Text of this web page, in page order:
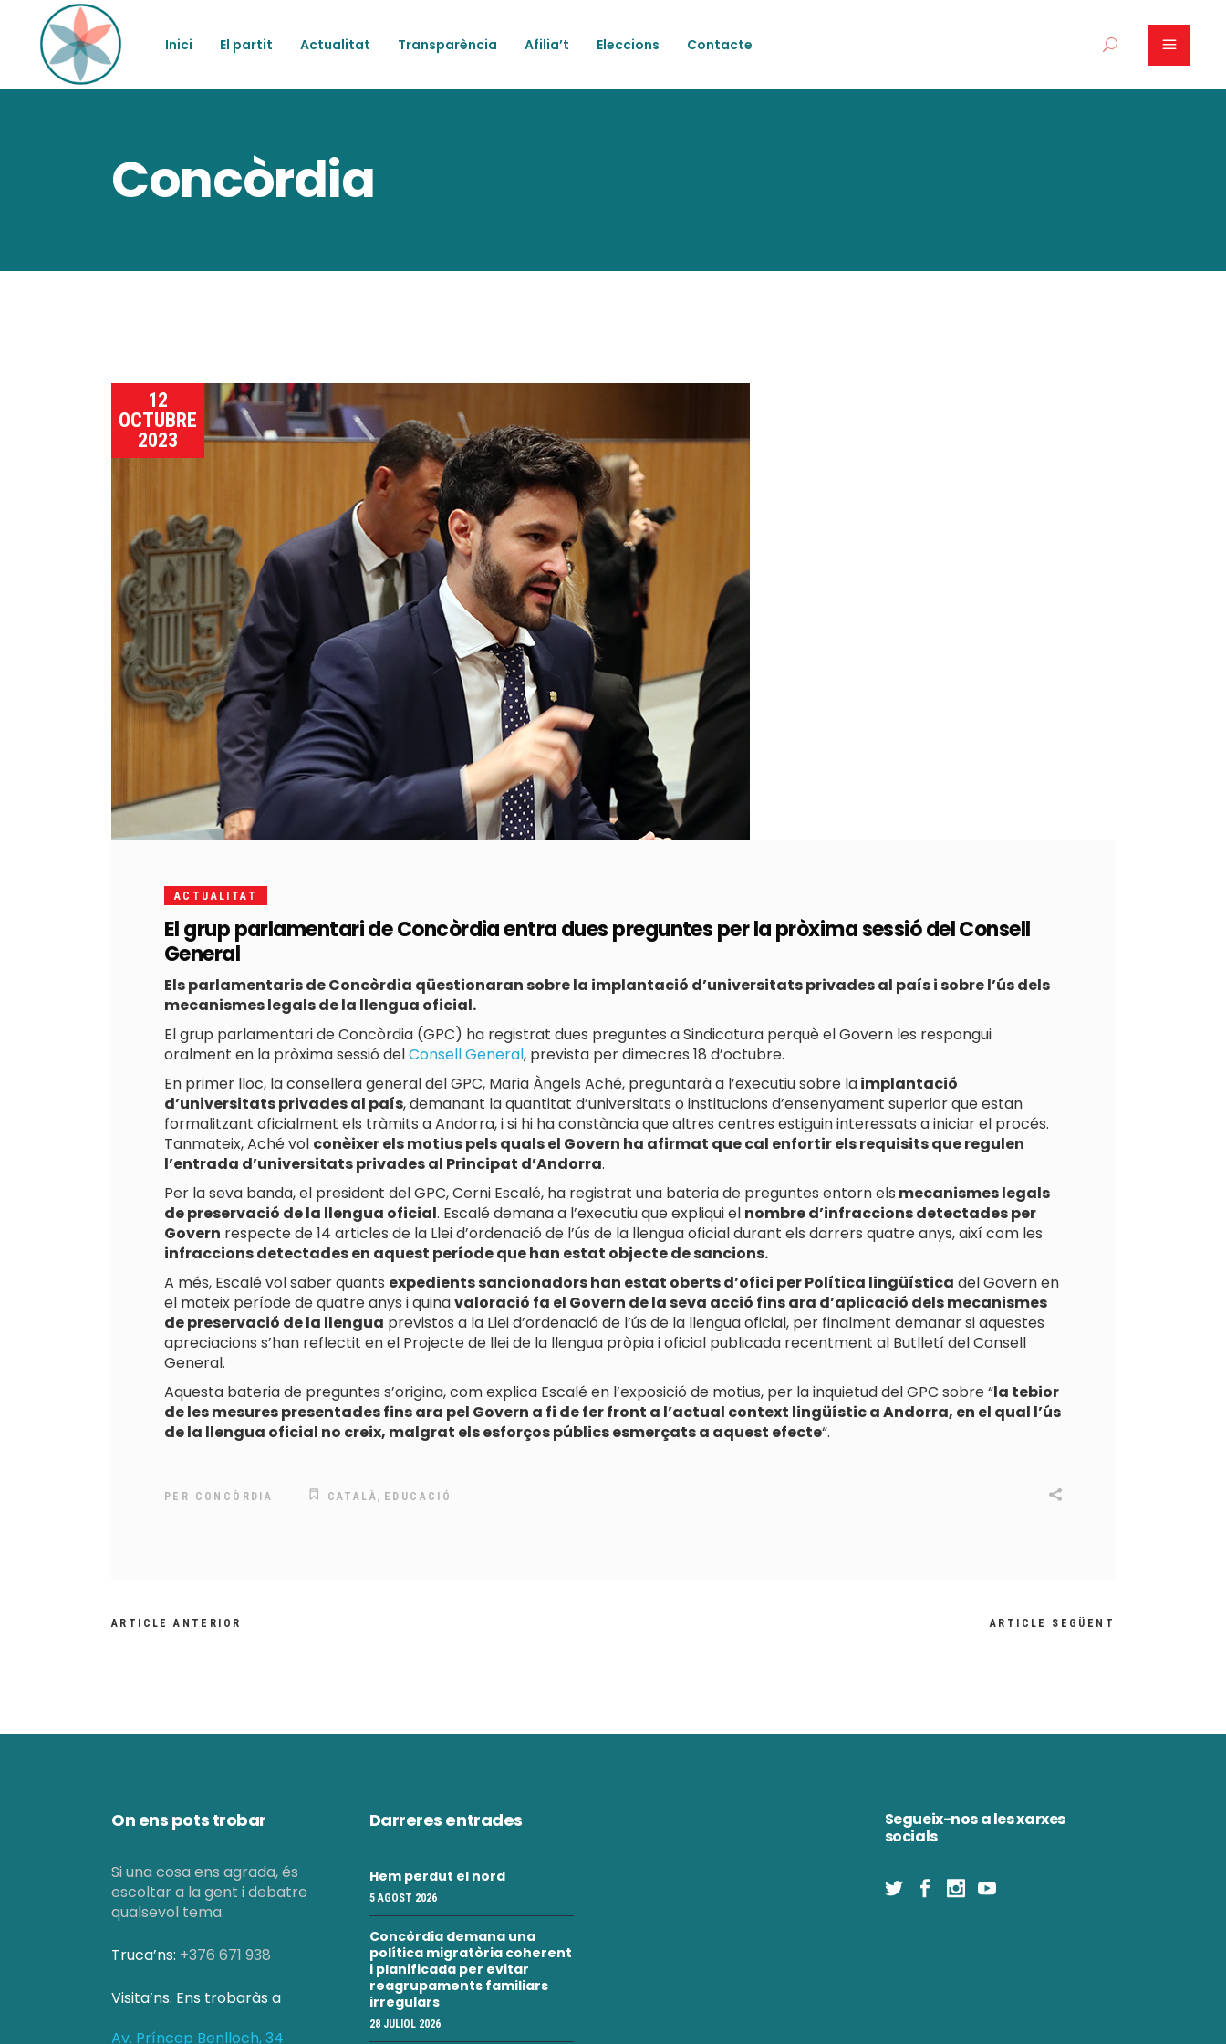
Inici El partit Actualitat Transparència Afilia’t Eleccions Contacte
Concòrdia
12
OCTUBRE
2023
ACTUALITAT
El grup parlamentari de Concòrdia entra dues preguntes per la pròxima sessió del Consell
General
Els parlamentaris de Concòrdia qüestionaran sobre la implantació d’universitats privades al país i sobre l’ús dels
mecanismes legals de la llengua oficial.
El grup parlamentari de Concòrdia (GPC) ha registrat dues preguntes a Sindicatura perquè el Govern les respongui
oralment en la pròxima sessió delConsell General, prevista per dimecres 18 d’octubre.
En primer lloc, la consellera general del GPC, Maria Àngels Aché, preguntarà a l’executiu sobre laimplantació
d’universitats privades al país, demanant la quantitat d’universitats o institucions d’ensenyament superior que estan
formalitzant oficialment els tràmits a Andorra, i si hi ha constància que altres centres estiguin interessats a iniciar el procés.
Tanmateix, Aché vol conèixer els motius pels quals el Govern ha afirmat que cal enfortir els requisits que regulen
l’entrada d’universitats privades al Principat d’Andorra.
Per la seva banda, el president del GPC, Cerni Escalé, ha registrat una bateria de preguntes entorn els mecanismes legals
de preservació de la llengua oficial. Escalé demana a l’executiu que expliqui el nombre d’infraccions detectades per
Govern respecte de 14 articles de la Llei d’ordenació de l’ús de la llengua oficial durant els darrers quatre anys, així com les
infraccions detectades en aquest període que han estat objecte de sancions.
A més, Escalé vol saber quants expedients sancionadors han estat oberts d’ofici per Política lingüística del Govern en
el mateix període de quatre anys i quinavaloració fa el Govern de la seva acció fins ara d’aplicació dels mecanismes
de preservació de la llengua previstos a la Llei d’ordenació de l’ús de la llengua oficial, per finalment demanar si aquestes
apreciacions s’han reflectit en el Projecte de llei de la llengua pròpia i oficial publicada recentment al Butlletí del Consell
General.
Aquesta bateria de preguntes s’origina, com explica Escalé en l’exposició de motius, per la inquietud del GPC sobre “la tebior
de les mesures presentades fins ara pel Govern a fi de fer front a l’actual context lingüístic a Andorra, en el qual l’ús
de la llengua oficial no creix, malgrat els esforços públics esmerçats a aquest efecte“.
PER CONCÒRDIA CATALÀ, EDUCACIÓ
ARTICLE ANTERIOR ARTICLE SEGÜENT
On ens pots trobar
Si una cosa ens agrada, és
escoltar a la gent i debatre
qualsevol tema.
Truca’ns: +376 671 938
Visita’ns. Ens trobaràs a
Av. Príncep Benlloch, 34
Darreres entrades
Hem perdut el nord
5 AGOST 2026
Concòrdia demana una
política migratòria coherent
i planificada per evitar
reagrupaments familiars
irregulars
28 JULIOL 2026
Segueix-nos a les xarxes
socials